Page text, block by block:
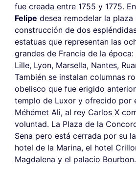
fue creada entre 1755 y 1775.
Felipe desea remodelar la plaza
construcción de dos
estatuas que representan las
grandes de Francia de la época:
Lille, Lyon, Marsella, Nantes,
También se instalan columnas
obelisco que fue erigido
templo de Luxor y ofrecido por
Méhémet Ali, al rey Carlos X
voluntad. La Plaza de la
Sena pero está cerrada por su
hotel de la Marina, el hotel
Magdalena y el palacio Bourbon.